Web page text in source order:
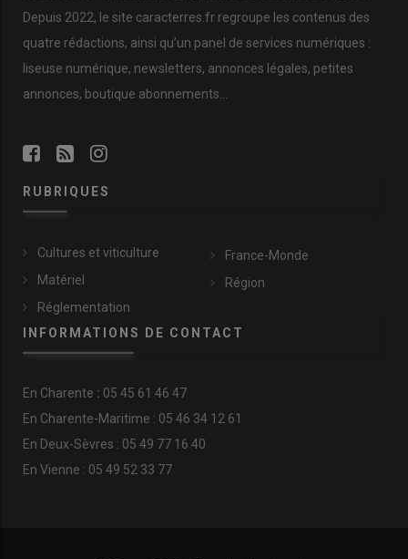
Depuis 2022, le site caracterres.fr regroupe les contenus des
quatre rédactions, ainsi qu’un panel de services numériques :
liseuse numérique, newsletters, annonces légales, petites
annonces, boutique abonnements…
RUBRIQUES
Cultures et viticulture
Matériel
Réglementation
France-Monde
Région
INFORMATIONS DE CONTACT
En Charente : 05 45 61 46 47
En Charente-Maritime : 05 46 34 12 61
En Deux-Sèvres : 05 49 77 16 40
En Vienne : 05 49 52 33 77